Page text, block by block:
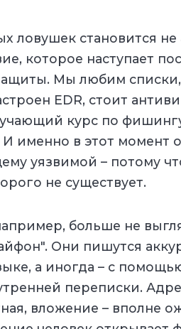
ловушек становится не
которое наступает
Мы любим
EDR, стоит
курс по
именно в этот момент
уязвимой – потому
не существует.
больше не
Они пишутся
а иногда – с
переписки.
вложение – вполне